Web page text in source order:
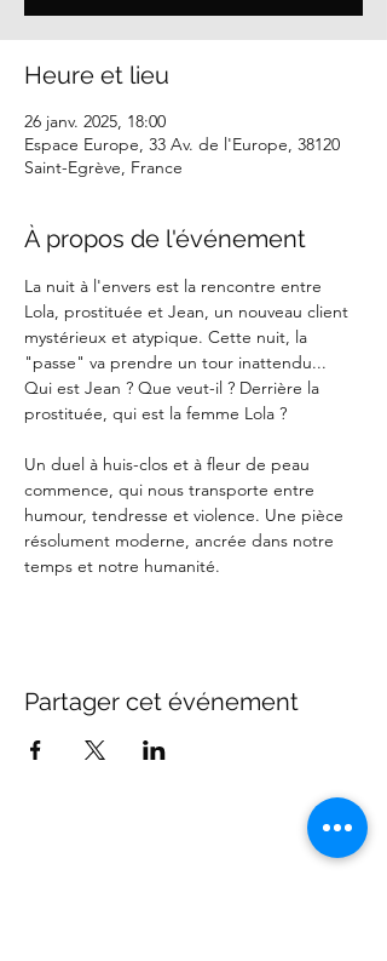
Heure et lieu
26 janv. 2025, 18:00
Espace Europe, 33 Av. de l'Europe, 38120
Saint-Egrève, France
À propos de l'événement
La nuit à l'envers est la rencontre entre
Lola, prostituée et Jean, un nouveau client
mystérieux et atypique. Cette nuit, la
"passe" va prendre un tour inattendu...
Qui est Jean ? Que veut-il ? Derrière la
prostituée, qui est la femme Lola ?
Un duel à huis-clos et à fleur de peau
commence, qui nous transporte entre
humour, tendresse et violence. Une pièce
résolument moderne, ancrée dans notre
temps et notre humanité.
Partager cet événement